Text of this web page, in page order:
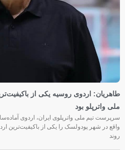
طاهریان: اردوی روسیه یکی از
ملی واترپلو بود
سرپرست تیم ملی واترپلوی ایران، اردوی
واقع در شهر پودولسک را یکی از باکیفیت‌ترین
روند